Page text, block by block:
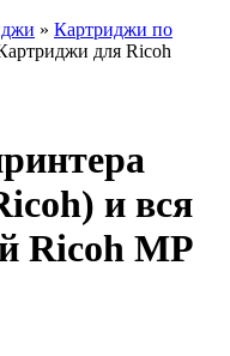
» Картриджи по
для Ricoh
и вся
Ricoh MP